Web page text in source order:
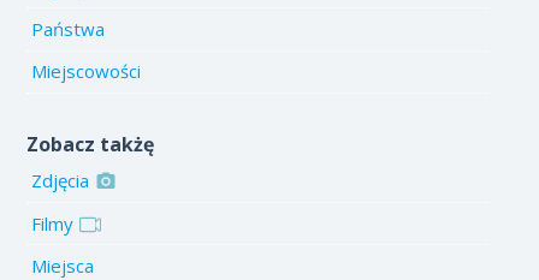
Państwa
Miejscowości
Zobacz takżę
Zdjęcia
Filmy
Miejsca